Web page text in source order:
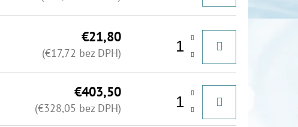
€21,80
(€17,72 bez DPH)
€403,50
(€328,05 bez DPH)